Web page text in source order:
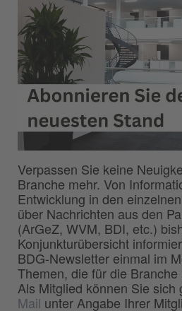
Verpassen Sie keine
Branche mehr. Von
Entwicklung in den
über Nachrichten aus den
(ArGeZ, WVM, BDI, etc.)
Konjunkturübersicht
BDG-Newsletter einmal im
Themen, die für die
Als Mitglied können Sie sich
Mail unter Angabe Ihrer